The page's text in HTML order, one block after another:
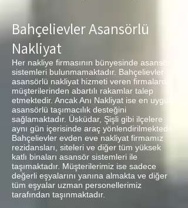
Bahçelievler Asansörlü
Nakliyat
Her nakliye firmasının bünyesinde asansör
sistemleri bulunmamaktadır. Bahçelievler
asansörlü nakliyat hizmeti veren firmalarda
müşterilerinden abartılı rakamlar talep
etmektedir. Ancak Anı Nakliyat ise en uygun
asansörlü taşımacılık desteğini
sağlamaktadır. Üsküdar, Şişli gibi ilçelere
aynı gün içerisinde araç yönlendirilmektedir.
Bahçelievler evden eve nakliyat firmamız
rezidansları, siteleri ve diğer tüm yüksek
katlı binaları asansör sistemleri ile
taşımaktadır. Müşterilerimiz ise sadece
değerli eşyalarını yanına almakta ve diğer
tüm eşyalar uzman personellerimiz
tarafından taşınmaktadır.